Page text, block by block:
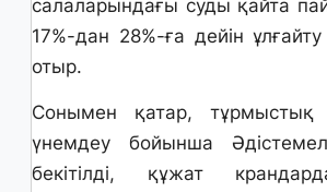
салаларындағы суды қайта
17%-дан 28%-ға дейін
отыр.
Сонымен қатар, тұрмыстық
үнемдеу бойынша
бекітілді, құжат